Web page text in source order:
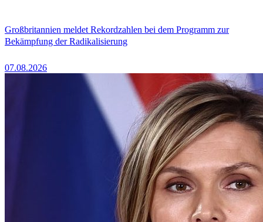
Großbritannien meldet Rekordzahlen bei dem Programm zur
Bekämpfung der Radikalisierung
07.08.2026